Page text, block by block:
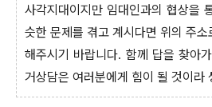
사각지대이지만 임대인과의 협상을
슷한 문제를 겪고 계시다면 위의 주
해주시기 바랍니다. 함께 답을 찾아
거상담은 여러분에게 힘이 될 것이라